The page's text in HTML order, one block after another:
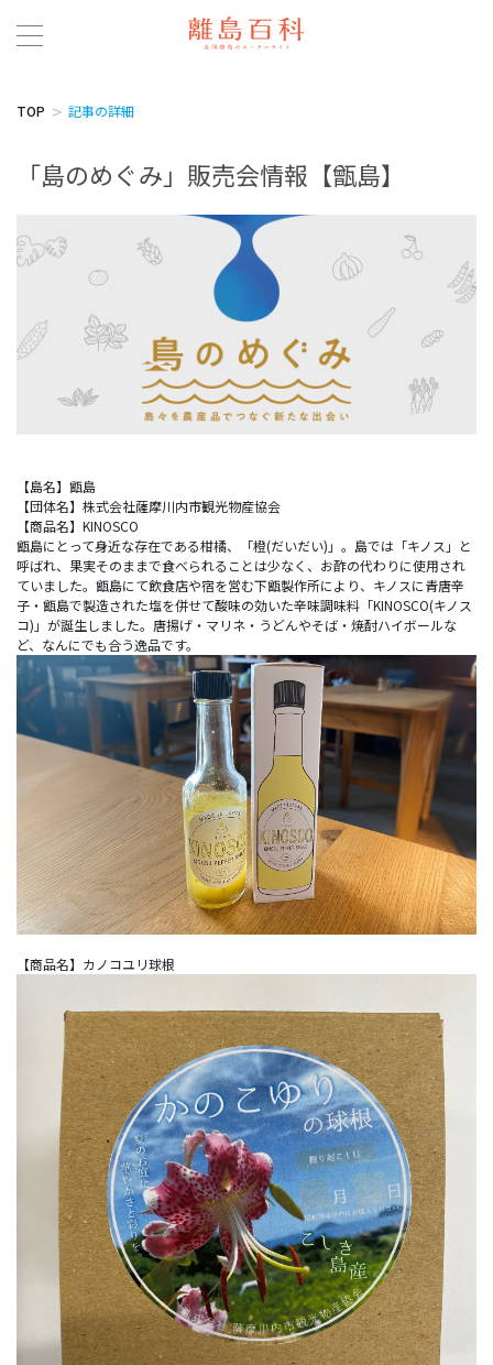
TOP 記事の詳細
「島のめぐみ」販売会情報【甑島】
【島名】甑島
【団体名】株式会社薩摩川内市観光物産協会
【商品名】KINOSCO
甑島にとって身近な存在である柑橘、「橙(だいだい)」。島では「キノス」と
呼ばれ、果実そのままで食べられることは少なく、お酢の代わりに使用され
ていました。甑島にて飲食店や宿を営む下甑製作所により、キノスに青唐辛
子・甑島で製造された塩を併せて酸味の効いた辛味調味料「KINOSCO(キノス
コ)」が誕生しました。唐揚げ・マリネ・うどんやそば・焼酎ハイボールな